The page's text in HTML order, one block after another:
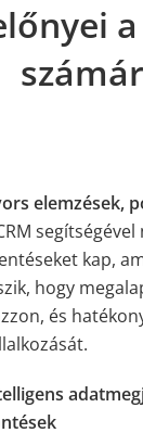
elemzések,
kap,
hogy
és